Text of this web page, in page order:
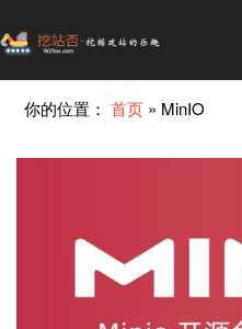
你的位置：首页 » MinIO